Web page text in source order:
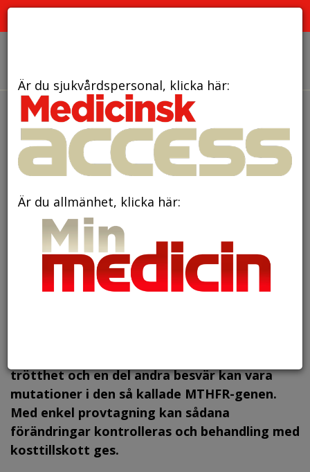
den 10 oktober 2017
Gentester vägleder till
behandling av autism
trötthet och en del andra besvär kan vara
mutationer i den så kallade MTHFR-genen.
Med enkel provtagning kan sådana
förändringar kontrolleras och behandling med
kosttillskott ges.
Är du sjukvårdspersonal, klicka här:
Är du allmänhet, klicka här: